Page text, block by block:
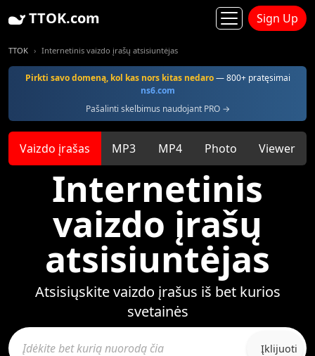
TTOK.com Sign Up
TTOK Internetinis vaizdo įrašų atsisiuntėjas
Pirkti savo domeną, kol kas nors kitas nedaro— 800+ pratęsimai
ns6.com
Pašalinti skelbimus naudojant PRO →
Vaizdo įrašas MP3 MP4 Photo Viewer
Internetinis
vaizdo įrašų
atsisiuntėjas
Atsisiųskite vaizdo įrašus iš bet kurios
svetainės
Įklijuoti